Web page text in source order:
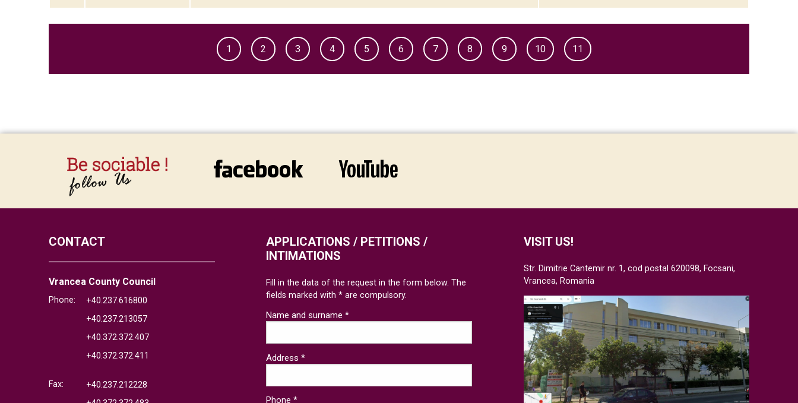
1 2 3 4 5 6 7 8 9 10 11
CONTACT
Vrancea County Council
Phone:
+40.237.616800
+40.237.213057
+40.372.372.407
+40.372.372.411
Fax:
+40.237.212228
VISIT US!
Str. Dimitrie Cantemir nr. 1, cod postal 620098, Focsani,
Vrancea, Romania
APPLICATIONS / PETITIONS /
INTIMATIONS
Fill in the data of the request in the form below. The
fields marked with * are compulsory.
Name and surname *
Address *
Phone *